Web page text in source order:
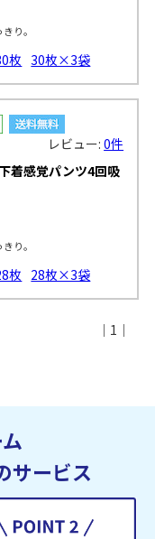
り。
枚 30枚×3袋
レビュー:0件
着感覚パンツ4回吸
り。
枚 28枚×3袋
｜1｜
サービス